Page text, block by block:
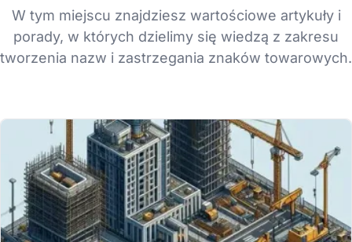
W tym miejscu znajdziesz wartościowe artykuły i
porady, w których dzielimy się wiedzą z zakresu
tworzenia nazw i zastrzegania znaków towarowych.